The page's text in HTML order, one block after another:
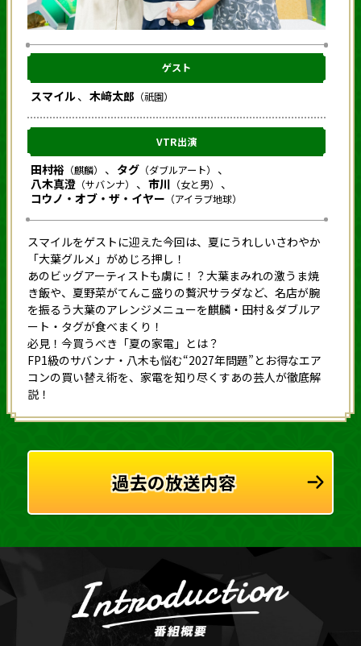
ゲスト
スマイル 木﨑太郎 （祇園）
VTR出演
田村裕 （麒麟） タグ（ダブルアート）
八木真澄（サバンナ） 市川 （女と男）
コウノ・オブ・ザ・イヤー （アイラブ地球）
スマイルをゲストに迎えた今回は、夏にうれしいさわやか
「大葉グルメ」がめじろ押し！
あのビッグアーティストも虜に！？大葉まみれの激うま焼
き飯や、夏野菜がてんこ盛りの贅沢サラダなど、名店が腕
を振るう大葉のアレンジメニューを麒麟・田村＆ダブルア
ート・タグが食べまくり！
必見！今買うべき「夏の家電」とは？
FP1級のサバンナ・八木も悩む“2027年問題”とお得なエア
コンの買い替え術を、家電を知り尽くすあの芸人が徹底解
説！
過去の放送内容